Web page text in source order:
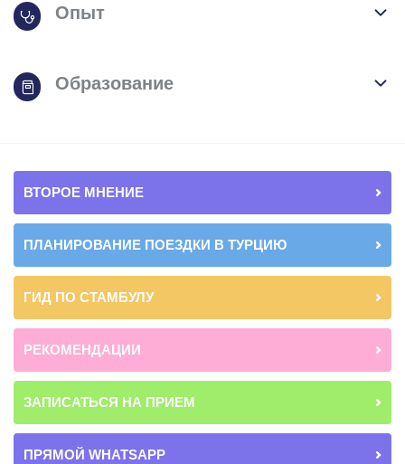
Опыт
Образование
ВТОРОЕ МНЕНИЕ
ПЛАНИРОВАНИЕ ПОЕЗДКИ В ТУРЦИЮ
ГИД ПО СТАМБУЛУ
РЕКОМЕНДАЦИИ
ЗАПИСАТЬСЯ НА ПРИЕМ
ПРЯМОЙ WHATSAPP